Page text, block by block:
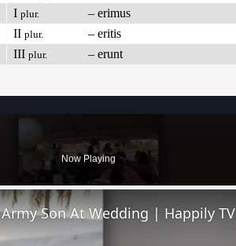
I plur.
– erimus
II plur.
– eritis
III plur. – erunt
Now Playing
Son At Wedding | Happily TV